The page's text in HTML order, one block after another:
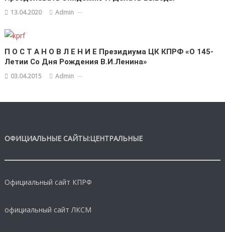
13.04.2020 Admin
П О С Т А Н О В Л Е Н И Е Президиума ЦК КПРФ «О 145-
Летии Со Дня Рождения В.И.Ленина»
03.04.2015 Admin
ОФИЦИАЛЬНЫЕ САЙТЫ:ЦЕНТРАЛЬНЫЕ
Официальный сайт КПРФ
официальный сайт ЛКСМ